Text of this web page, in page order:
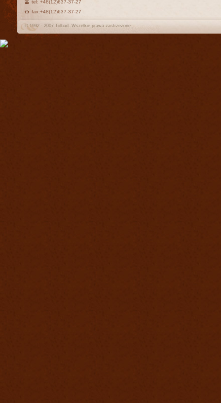
tel: +48(12)637-37-27
fax:+48(12)637-37-27
© 1992 - 2007 Tolbad. Wszelkie prawa zastrzeżone